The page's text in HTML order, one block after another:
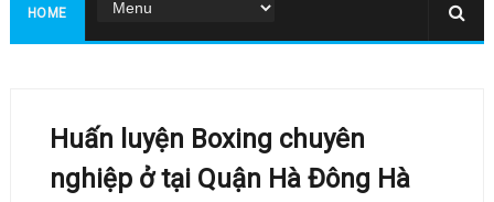
HOME
Huấn luyện Boxing chuyên
nghiệp ở tại Quận Hà Đông Hà